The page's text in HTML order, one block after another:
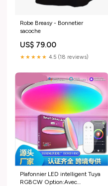
Robe Breasy - Bonnetier
sacoche
US$ 79.00
★★★★★ 4.5 (18 reviews)
Plafonnier LED intelligent Tuya
RGBCW Option:Avec